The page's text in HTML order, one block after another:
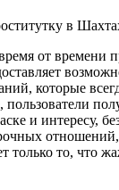
от времени
которые
пользователи
и интересу,
только то, что